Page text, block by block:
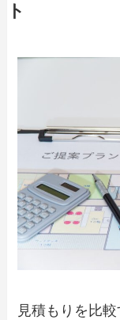
ト
見積もりを比